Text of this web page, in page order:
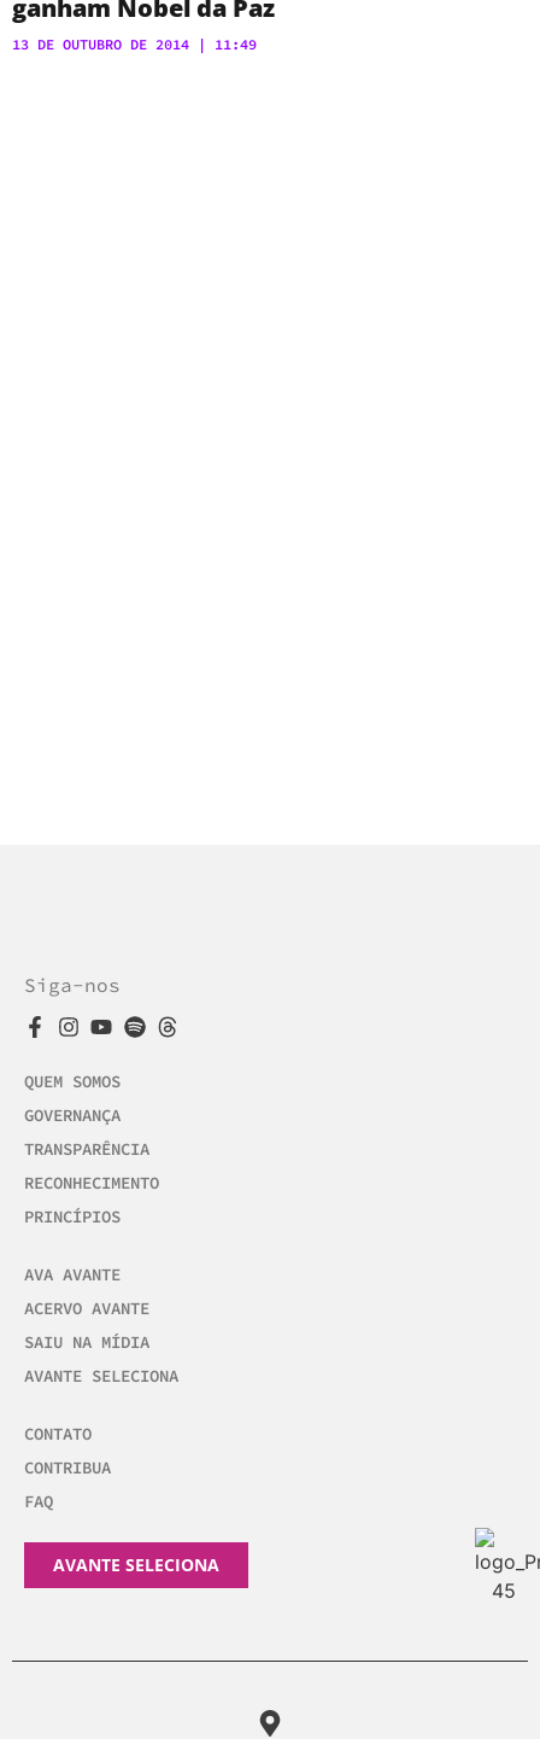
ganham Nobel da Paz
13 DE OUTUBRO DE 2014 11:49
Siga-nos
QUEM SOMOS
GOVERNANÇA
TRANSPARÊNCIA
RECONHECIMENTO
PRINCÍPIOS
AVA AVANTE
ACERVO AVANTE
SAIU NA MÍDIA
AVANTE SELECIONA
CONTATO
CONTRIBUA
FAQ
AVANTE SELECIONA